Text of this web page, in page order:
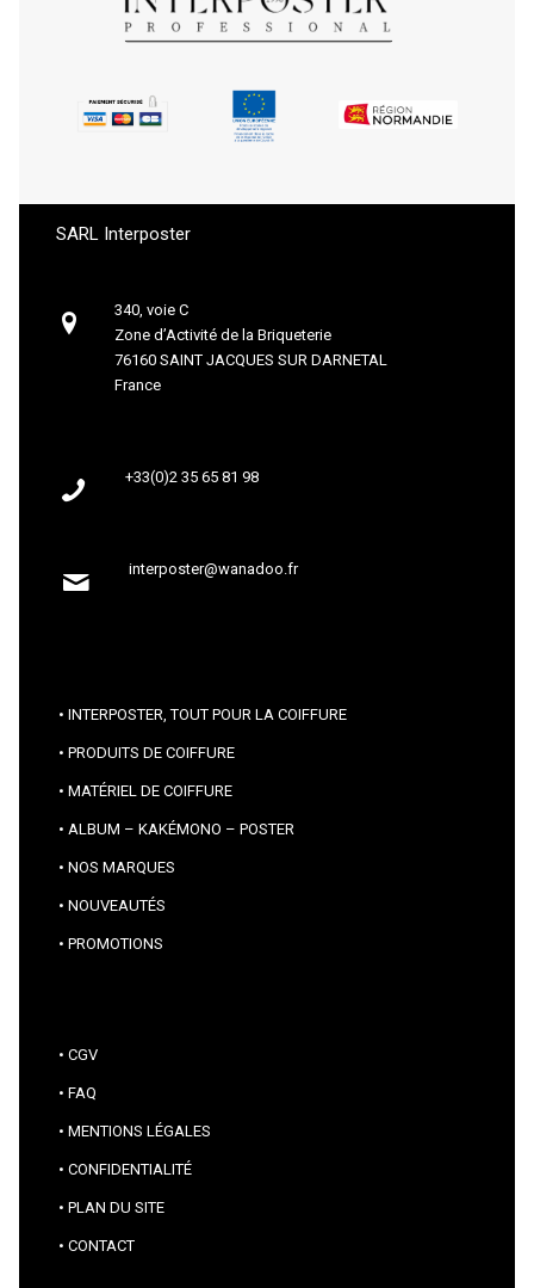
SARL Interposter
340, voie C
Zone d’Activité de la Briqueterie
76160 SAINT JACQUES SUR DARNETAL
France
+33(0)2 35 65 81 98
interposter@wanadoo.fr
INTERPOSTER, TOUT POUR LA COIFFURE
PRODUITS DE COIFFURE
MATÉRIEL DE COIFFURE
ALBUM – KAKÉMONO – POSTER
NOS MARQUES
NOUVEAUTÉS
PROMOTIONS
CGV
FAQ
MENTIONS LÉGALES
CONFIDENTIALITÉ
PLAN DU SITE
CONTACT